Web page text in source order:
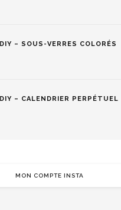
DIY – SOUS-VERRES COLORÉS
DIY – CALENDRIER PERPÉTUEL
MON COMPTE INSTA